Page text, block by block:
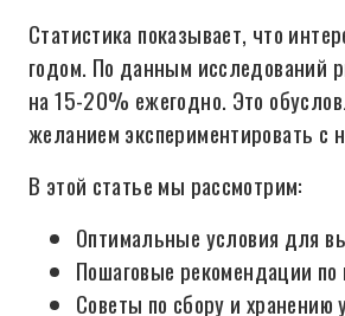
Статистика показывает, что
годом. По данным исследований
на 15-20% ежегодно. Это
желанием экспериментировать с
В этой статье мы рассмотрим:
Оптимальные условия для
Пошаговые рекомендации по
Советы по сбору и хранению